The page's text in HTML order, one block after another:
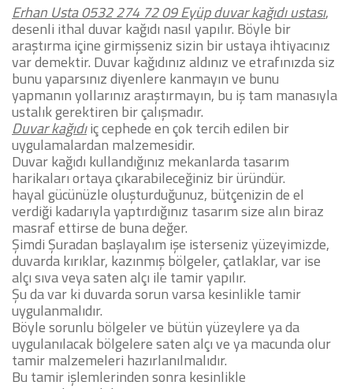
Erhan Usta 0532 274 72 09Eyüp duvar kağıdı ustası,
desenli ithal duvar kağıdı nasıl yapılır. Böyle bir
araştırma içine girmişseniz sizin bir ustaya ihtiyacınız
var demektir. Duvar kağıdınız aldınız ve etrafınızda siz
bunu yaparsınız diyenlere kanmayın ve bunu
yapmanın yollarınız araştırmayın, bu iş tam manasıyla
ustalık gerektiren bir çalışmadır.
Duvar kağıdıiç cephede en çok tercih edilen bir
uygulamalardan malzemesidir.
Duvar kağıdı kullandığınız mekanlarda tasarım
harikaları ortaya çıkarabileceğiniz bir üründür.
hayal gücünüzle oluşturduğunuz, bütçenizin de el
verdiği kadarıyla yaptırdığınız tasarım size alın biraz
masraf ettirse de buna değer.
Şimdi Şuradan başlayalım işe isterseniz yüzeyimizde,
duvarda kırıklar, kazınmış bölgeler, çatlaklar, var ise
alçı sıva veya saten alçı ile tamir yapılır.
Şu da var ki duvarda sorun varsa kesinlikle tamir
uygulanmalıdır.
Böyle sorunlu bölgeler ve bütün yüzeylere ya da
uygulanılacak bölgelere saten alçı ve ya macunda olur
tamir malzemeleri hazırlanılmalıdır.
Bu tamir işlemlerinden sonra kesinlikle